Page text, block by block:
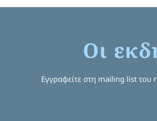
Οι
Εγγραφείτε στη mailing list του